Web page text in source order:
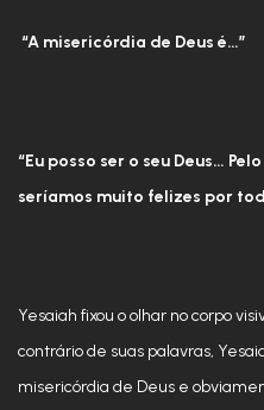
“A misericórdia de Deus é…”
“Eu posso ser o seu Deus…
seríamos muito felizes por
Yesaiah fixou o olhar no corpo
contrário de suas palavras,
misericórdia de Deus e